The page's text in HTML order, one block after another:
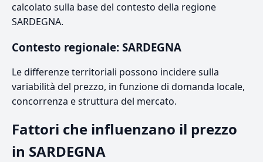
calcolato sulla base del contesto della regione
SARDEGNA.
Contesto regionale: SARDEGNA
Le differenze territoriali possono incidere sulla
variabilità del prezzo, in funzione di domanda locale,
concorrenza e struttura del mercato.
Fattori che influenzano il prezzo
in SARDEGNA